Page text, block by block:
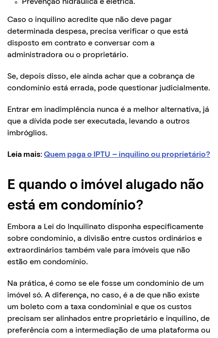
Prevenção hidráulica e elétrica.
Caso o inquilino acredite que não deve pagar
determinada despesa, precisa verificar o que está
disposto em contrato e conversar com a
administradora ou o proprietário.
Se, depois disso, ele ainda achar que a cobrança de
condomínio está errada, pode questionar judicialmente.
Entrar em inadimplência nunca é a melhor alternativa, já
que a dívida pode ser executada, levando a outros
imbróglios.
Leia mais: Quem paga o IPTU – inquilino ou proprietário?
E quando o imóvel alugado não
está em condomínio?
Embora a Lei do Inquilinato disponha especificamente
sobre condomínio, a divisão entre custos ordinários e
extraordinários também vale para imóveis que não
estão em condomínio.
Na prática, é como se ele fosse um condomínio de um
imóvel só. A diferença, no caso, é a de que não existe
um boleto com a taxa condominial e que os custos
precisam ser alinhados entre proprietário e inquilino, de
preferência com a intermediação de uma plataforma ou